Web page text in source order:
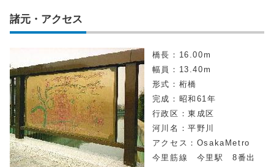
諸元・アクセス
橋長：16.00m
幅員：13.40m
形式：桁橋
完成：昭和61年
行政区：東成区
河川名：平野川
アクセス：OsakaMetro
今里筋線 今里駅 8番出